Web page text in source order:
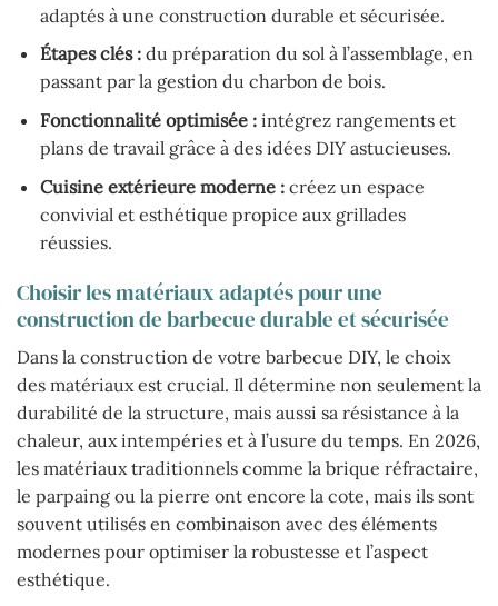
adaptés à une construction durable et sécurisée.
Étapes clés :du préparation du sol à l’assemblage, en
passant par la gestion du charbon de bois.
Fonctionnalité optimisée :intégrez rangements et
plans de travail grâce à des idées DIY astucieuses.
Cuisine extérieure moderne :créez un espace
convivial et esthétique propice aux grillades
réussies.
Choisir les matériaux adaptés pour une
construction de barbecue durable et sécurisée
Dans la construction de votre barbecue DIY, le choix
des matériaux est crucial. Il détermine non seulement la
durabilité de la structure, mais aussi sa résistance à la
chaleur, aux intempéries et à l’usure du temps. En 2026,
les matériaux traditionnels comme la brique réfractaire,
le parpaing ou la pierre ont encore la cote, mais ils sont
souvent utilisés en combinaison avec des éléments
modernes pour optimiser la robustesse et l’aspect
esthétique.